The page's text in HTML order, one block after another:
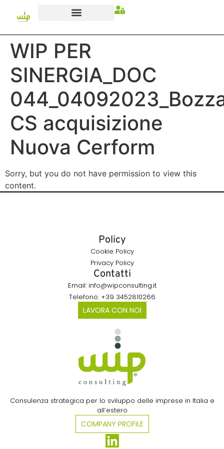
WIP PER
SINERGIA_DOC
CS acquisizione
Nuova Cerform
Sorry, but you do not have permission to view this
content.
Consulenza strategica per lo sviluppo delle imprese in Italia e
all’estero​
COMPANY PROFILE
Policy
Cookie Policy
Privacy Policy
Contatti
Email: info@wipconsulting.it
Telefono: +39 3452810266
LAVORA CON NOI